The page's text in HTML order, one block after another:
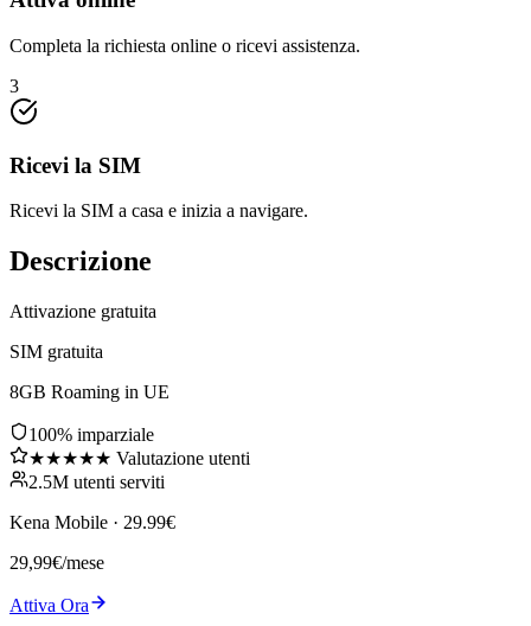
Completa la richiesta online o ricevi assistenza.
3
Ricevi la SIM
Ricevi la SIM a casa e inizia a navigare.
Descrizione
Attivazione gratuita
SIM gratuita
8GB Roaming in UE
100% imparziale
★★★★★ Valutazione utenti
2.5M utenti serviti
Kena Mobile · 29.99€
29,99€/mese
Attiva Ora